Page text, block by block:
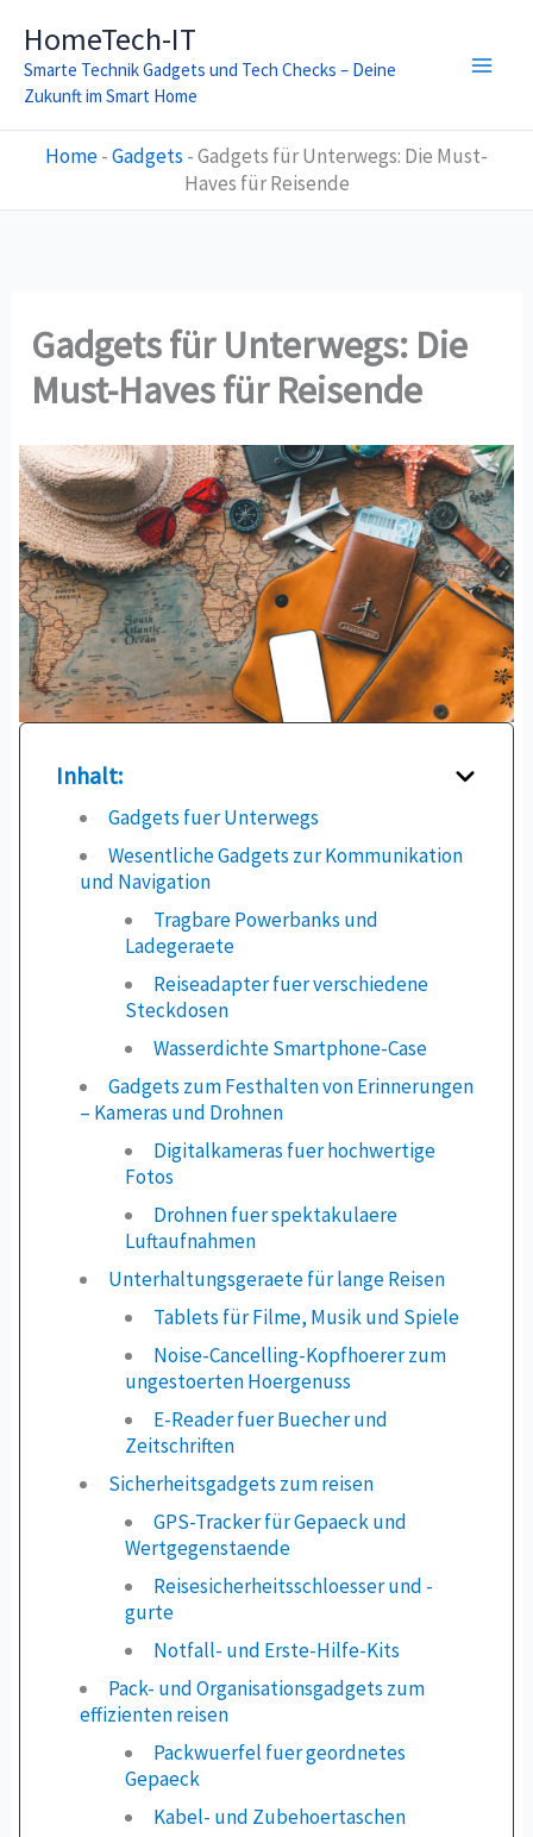
Inhalt
springen
HomeTech-IT
Smarte Technik Gadgets und Tech Checks – Deine
Zukunft im Smart Home
Home-Gadgets -Gadgets für Unterwegs: Die Must-
Haves für Reisende
Gadgets für Unterwegs: Die
Must-Haves für Reisende
Inhalt:
Gadgets fuer Unterwegs
Wesentliche Gadgets zur Kommunikation
und Navigation
Tragbare Powerbanks und
Ladegeraete
Reiseadapter fuer verschiedene
Steckdosen
Wasserdichte Smartphone-Case
Gadgets zum Festhalten von Erinnerungen
– Kameras und Drohnen
Digitalkameras fuer hochwertige
Fotos
Drohnen fuer spektakulaere
Luftaufnahmen
Unterhaltungsgeraete für lange Reisen
Tablets für Filme, Musik und Spiele
Noise-Cancelling-Kopfhoerer zum
ungestoerten Hoergenuss
E-Reader fuer Buecher und
Zeitschriften
Sicherheitsgadgets zum reisen
GPS-Tracker für Gepaeck und
Wertgegenstaende
Reisesicherheitsschloesser und -
gurte
Notfall- und Erste-Hilfe-Kits
Pack- und Organisationsgadgets zum
effizienten reisen
Packwuerfel fuer geordnetes
Gepaeck
Kabel- und Zubehoertaschen